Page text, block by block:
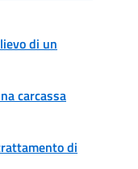
di un
carcassa
di